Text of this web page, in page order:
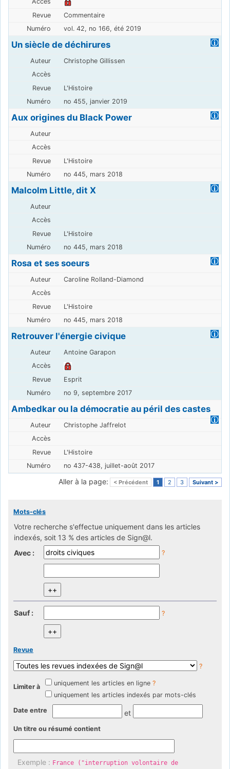
Commentaire
vol. 42, no 166, été 2019
Un siècle de déchirures
Christophe Gillissen
L'Histoire
no 455, janvier 2019
Aux origines du Black Power
L'Histoire
no 445, mars 2018
Malcolm Little, dit X
L'Histoire
no 445, mars 2018
Rosa et ses soeurs
Caroline Rolland-Diamond
L'Histoire
no 445, mars 2018
Retrouver l'énergie civique
Antoine Garapon
Esprit
no 9, septembre 2017
Ambedkar ou la démocratie au péril des castes
Christophe Jaffrelot
L'Histoire
no 437-438, juillet-août 2017
Aller à la page: < Précédent 1 2 3 Suivant >
Mots-clés
Votre recherche s'effectue uniquement dans les articles
indexés, soit 13 % des articles de Sign@l.
Avec :
?
Sauf : ?
Revue
?
Limiter à uniquement les articles en ligne ?
uniquement les articles indexés par mots-clés
Date entre et
Un titre ou résumé contient
Exemple : France ("interruption volontaire de